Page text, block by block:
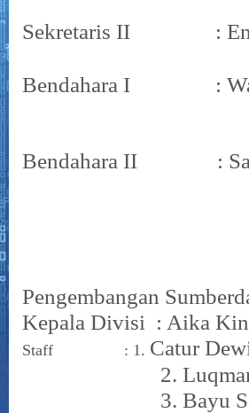
Sekretaris II :
Bendahara I :
Bendahara II : Sari
Pengembangan
Kepala Divisi : Aika
Staff : 1. Catur
2.
3. Bayu